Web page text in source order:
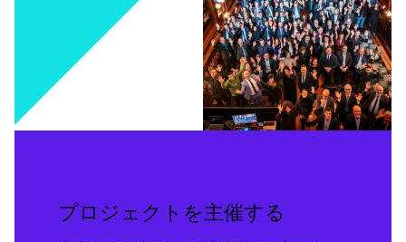
プロジェクトを主催する